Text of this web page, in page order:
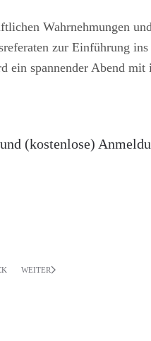
Wahrnehmungen
zur Einführung
spannender Abend mit
(kostenlose)
WEITER